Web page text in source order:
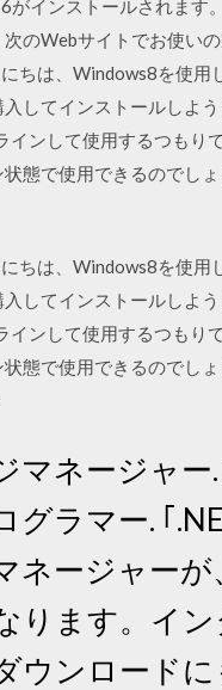
がインストールされます
のWebサイトでお使い
ちは、Windows8を使用
してインストールしよ
インして使用するつもり
態で使用できるのでし
ちは、Windows8を使用
してインストールしよ
インして使用するつもり
態で使用できるのでし
マネージャー
グラマー. ｢
ネージャーが
ります。イン
ウンロードに